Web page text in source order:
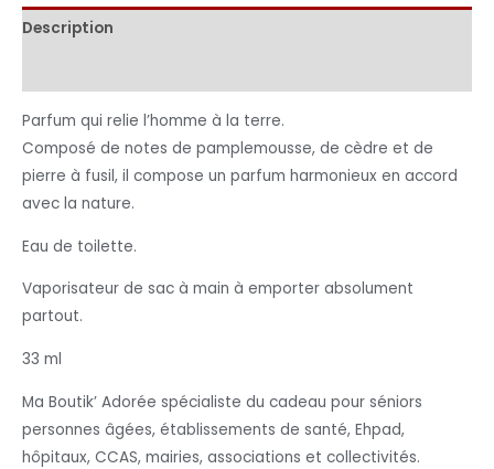
Description
Parfum qui relie l’homme à la terre.
Composé de notes de pamplemousse, de cèdre et de
pierre à fusil, il compose un parfum harmonieux en accord
avec la nature.
Eau de toilette.
Vaporisateur de sac à main à emporter absolument
partout.
33 ml
Ma Boutik’ Adorée spécialiste du cadeau pour séniors
personnes âgées, établissements de santé, Ehpad,
hôpitaux, CCAS, mairies, associations et collectivités.